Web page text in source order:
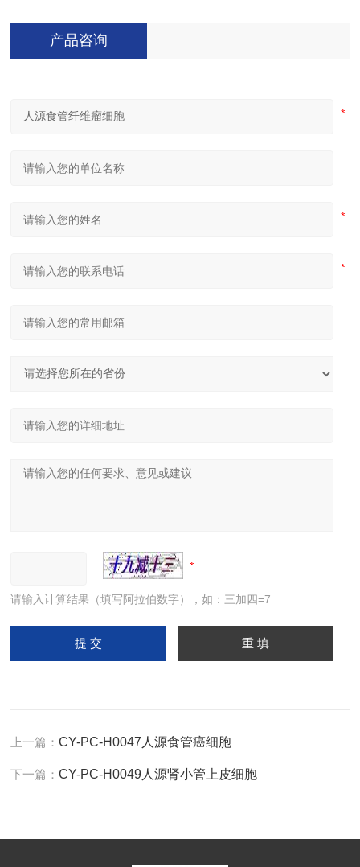
产品咨询
请输入计算结果（填写阿拉伯数字），如：三加四=7
上一篇：CY-PC-H0047人源食管癌细胞
下一篇：CY-PC-H0049人源肾小管上皮细胞